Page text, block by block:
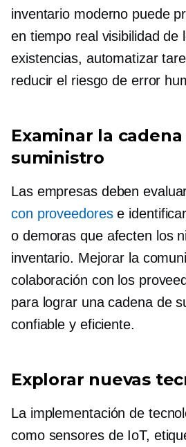
inventario moderno puede
en tiempo real visibilidad de
existencias, automatizar
reducir el riesgo de error
Examinar la
suministro
Las empresas deben
con proveedorese
o demoras que afecten los
inventario. Mejorar la
colaboración con los
para lograr una cadena de
confiable y eficiente.
Explorar nuevas
La implementación de
como sensores de IoT,